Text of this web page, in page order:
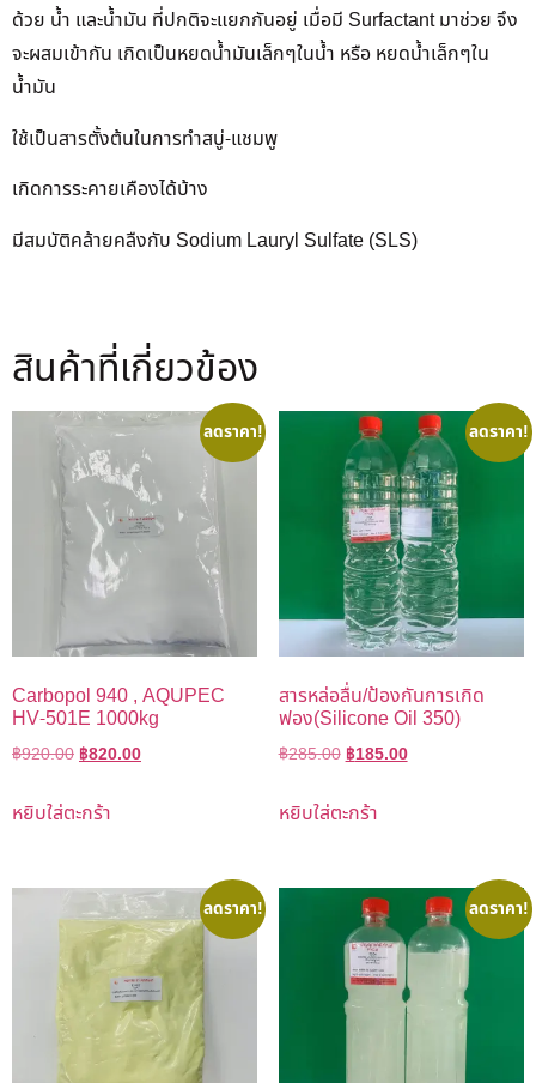
ด้วย น้ำ และน้ำมัน ที่ปกติจะแยกกันอยู่ เมื่อมี Surfactant มาช่วย จึง
จะผสมเข้ากัน เกิดเป็นหยดน้ำมันเล็กๆในน้ำ หรือ หยดน้ำเล็กๆใน
น้ำมัน
ใช้เป็นสารตั้งต้นในการทำสบู่-แชมพู
เกิดการระคายเคืองได้บ้าง
มีสมบัติคล้ายคลืงกับ Sodium Lauryl Sulfate (SLS)
สินค้าที่เกี่ยวข้อง
ลดราคา!
Carbopol 940 , AQUPEC
HV-501E 1000kg
฿920.00฿820.00
หยิบใส่ตะกร้า
ลดราคา!
สารหล่อลื่น/ป้องกันการเกิด
ฟอง(Silicone Oil 350)
฿285.00฿185.00
หยิบใส่ตะกร้า
ลดราคา! ลดราคา!